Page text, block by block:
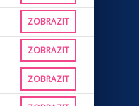
ZOBRAZIT
ZOBRAZIT
ZOBRAZIT